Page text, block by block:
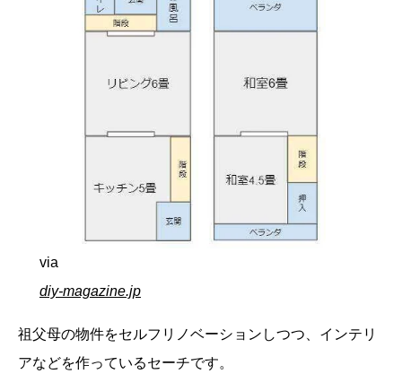
via
diy-magazine.jp
祖父母の物件をセルフリノベーションしつつ、インテリ
アなどを作っているセーチです。